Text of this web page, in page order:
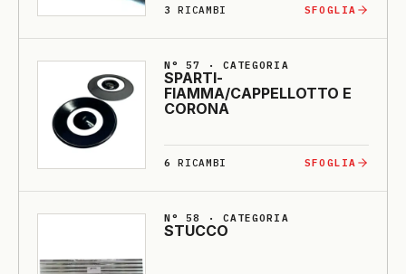
3 RICAMBI SFOGLIA
N° 57 · CATEGORIA
SPARTI­
FIAMMA/CAPPELLOTTO E
CO­RO­NA
6 RICAMBI SFOGLIA
N° 58 · CATEGORIA
STUCCO